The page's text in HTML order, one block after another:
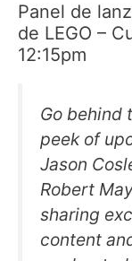
Panel de
de LEGO –
12:15pm
Go behind
peek of
Jason
Robert
sharing
content